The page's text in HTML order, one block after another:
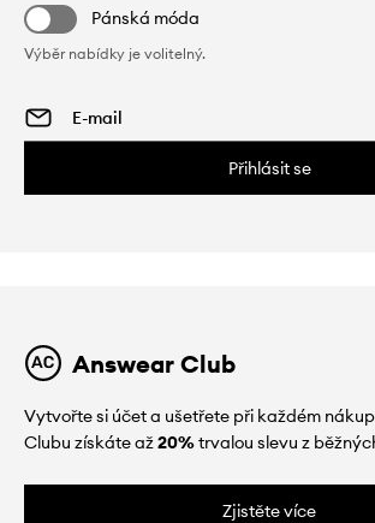
Pánská móda
Výběr nabídky je volitelný.
Přihlásit se
Answear Club
Vytvořte si účet a ušetřete při každém
Clubu získáte až20%trvalou slevu z
Zjistěte více